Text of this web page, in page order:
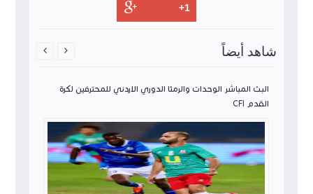
شاهد أيضاً
البث المباشر الوحدات والرمثا الدوري الاردني للمحترفين لكرة
القدم CFI
 